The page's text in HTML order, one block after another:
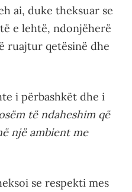
ai, duke theksuar se
e lehtë, ndonjëherë
ruajtur qetësinë dhe
i përbashkët dhe i
të ndaheshim që
një ambient me
se respekti mes